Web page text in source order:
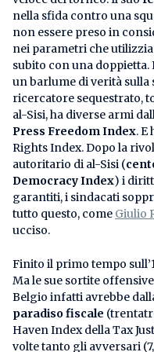
nella sfida contro una
non essere preso in
nei parametri che
subito con una doppietta.
un barlume di verità sulla
ricercatore sequestrato,
al-Sisi, ha diverse armi
Press Freedom Index. E
Rights Index. Dopo la
autoritario di al-Sisi (
Democracy Index) i
garantiti, i sindacati
tutto questo, come Giulio
ucciso.
Finito il primo tempo
Ma le sue sortite
Belgio infatti avrebbe
paradiso fiscale
Haven Index della Tax
volte tanto gli avversari